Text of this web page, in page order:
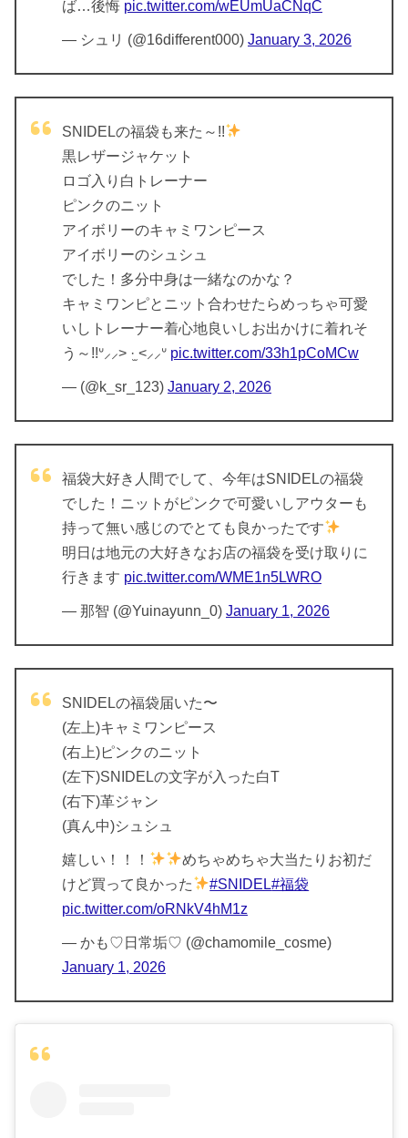
ば…後悔 pic.twitter.com/wEUmUaCNqC
— シュリ (@16different000) January 3, 2026
SNIDELの福袋も来た～!!
黒レザージャケット
ロゴ入り白トレーナー
ピンクのニット
アイボリーのキャミワンピース
アイボリーのシュシュ
でした！多分中身は一緒なのかな？
キャミワンピとニット合わせたらめっちゃ可愛
いしトレーナー着心地良いしお出かけに着れそ
う～!!ᐡ⸝⸝> ·̫ <⸝⸝ᐡ pic.twitter.com/33h1pCoMCw
— (@k_sr_123) January 2, 2026
福袋大好き人間でして、今年はSNIDELの福袋
でした！ニットがピンクで可愛いしアウターも
持って無い感じのでとても良かったです
明日は地元の大好きなお店の福袋を受け取りに
行きます pic.twitter.com/WME1n5LWRO
— 那智 (@Yuinayunn_0) January 1, 2026
SNIDELの福袋届いた〜
(左上)キャミワンピース
(右上)ピンクのニット
(左下)SNIDELの文字が入った白T
(右下)革ジャン
(真ん中)シュシュ
嬉しい！！！
めちゃめちゃ大当たりお初だ
けど買って良かった
#SNIDEL#福袋
pic.twitter.com/oRNkV4hM1z
— かも♡日常垢♡ (@chamomile_cosme)
January 1, 2026